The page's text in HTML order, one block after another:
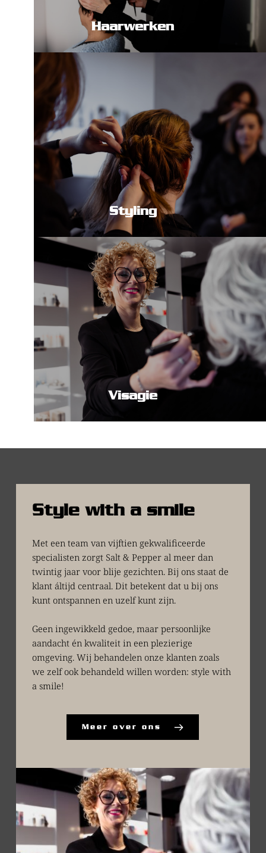
Haarwerken
Styling
Visagie
Style with a smile
Met een team van vijftien gekwalificeerde
specialisten zorgt Salt & Pepper al meer dan
twintig jaar voor blije gezichten. Bij ons staat de
klant áltijd centraal. Dit betekent dat u bij ons
kunt ontspannen en uzelf kunt zijn.
Geen ingewikkeld gedoe, maar persoonlijke
aandacht én kwaliteit in een plezierige
omgeving. Wij behandelen onze klanten zoals
we zelf ook behandeld willen worden: style with
a smile!
Meer over ons